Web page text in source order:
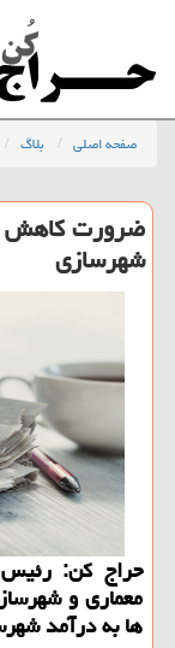
صفحه اصلی بلاگ
ضرورت كاهش
شهرسازی
حراج كن:
معماری و
ها به درآمد